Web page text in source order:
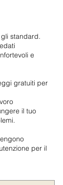
standard.
e
gratuiti per
il tuo
per il